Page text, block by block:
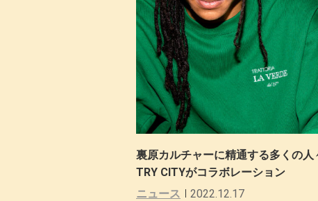
裏原カルチャーに精通する多くの人
TRY CITYがコラボレーション
ニュース
2022.12.17